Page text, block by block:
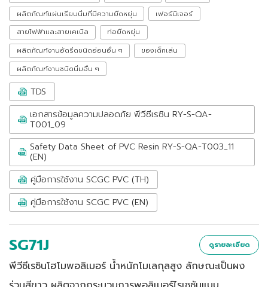
ผลิตภัณฑ์แผ่นเรียบนิ่มที่มีความยืดหยุ่น
เฟอร์นิเจอร์
สายไฟฟ้าและสายเคเบิล
ท่อยืดหยุ่น
ผลิตภัณฑ์งานอัดรีดชนิดอ่อนอื่น ๆ
ของเด็กเล่น
ผลิตภัณฑ์งานชนิดนิ่มอื่น ๆ
TDS
เอกสารข้อมูลความปลอดภัย พีวีซีเรซิน RY-S-QA-
T001_09
Safety Data Sheet of PVC Resin RY-S-QA-T003_11
(EN)
คู่มือการใช้งาน SCGC PVC (TH)
คู่มือการใช้งาน SCGC PVC (EN)
SG71J ดูรายละเอียด
พีวีซีเรซินโฮโมพอลิเมอร์ น้ำหนักโมเลกุลสูง ลักษณะเป็นผง